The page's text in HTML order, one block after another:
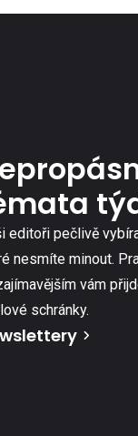
editoři pečlivě
nesmíte minout.
vám
schránky.